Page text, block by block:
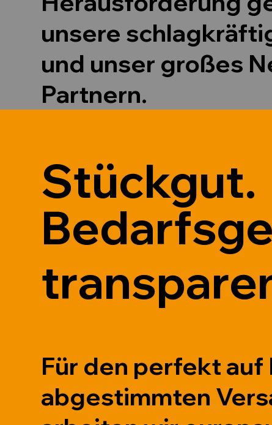
unsere
und unser großes
Partnern.
Stückgut.
Für den perfekt
abgestimmten